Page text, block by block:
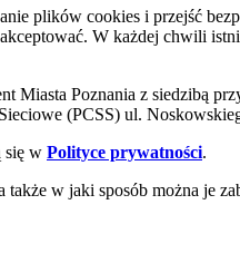
plików cookies i przejść
W każdej chwili
Poznania z siedzibą
(PCSS) ul.
się w Polityce prywatności.
w jaki sposób można je